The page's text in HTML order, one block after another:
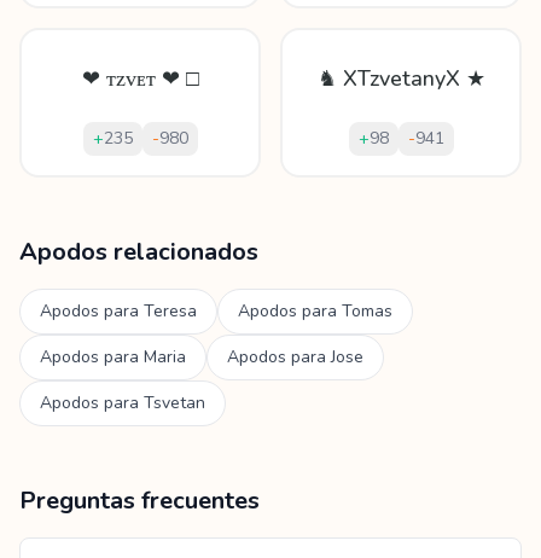
❤ ᴛᴢᴠᴇᴛ ❤ □
+235 -980
♞ XTzvetanyX ★
+98 -941
Apodos relacionados
Apodos para Teresa Apodos para Tomas
Apodos para Maria Apodos paraJose
Apodos para Tsvetan
Preguntas frecuentes